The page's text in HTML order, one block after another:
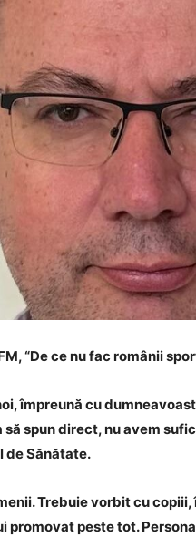
“De ce nu fac românii
împreună cu
spun direct, nu avem
de Sănătate.
Trebuie vorbit cu
peste tot.